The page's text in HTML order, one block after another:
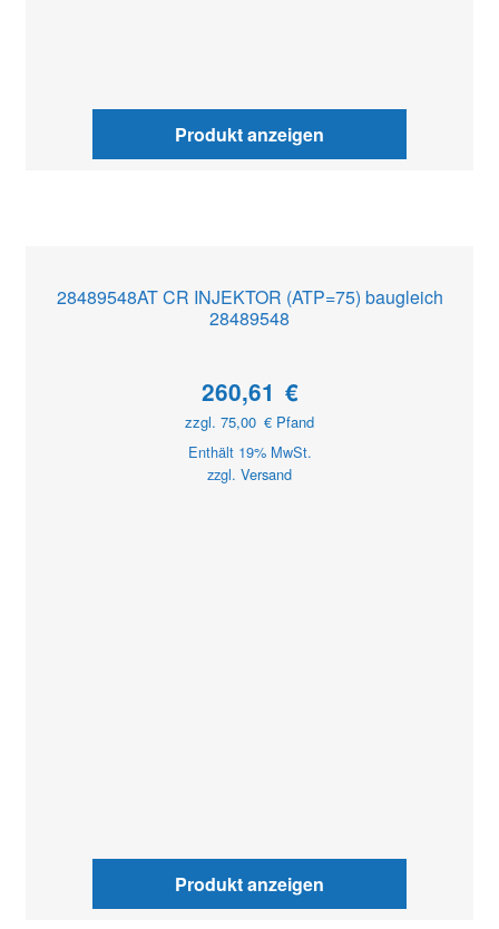
Produkt anzeigen
28489548AT CR INJEKTOR (ATP=75) baugleich
28489548
260,61 €
zzgl. 75,00 € Pfand
Enthält 19% MwSt.
zzgl. Versand
Produkt anzeigen